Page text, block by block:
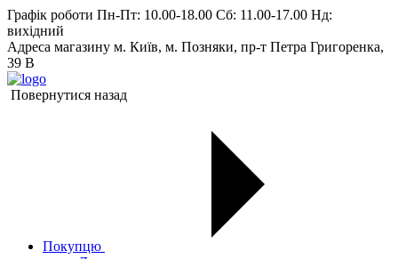
Графік роботи Пн-Пт: 10.00-18.00 Сб: 11.00-17.00 Нд:
вихiдний
Адреса магазину м. Київ, м. Позняки, пр-т Петра Григоренка,
39 В
Повернутися назад
Покупцю